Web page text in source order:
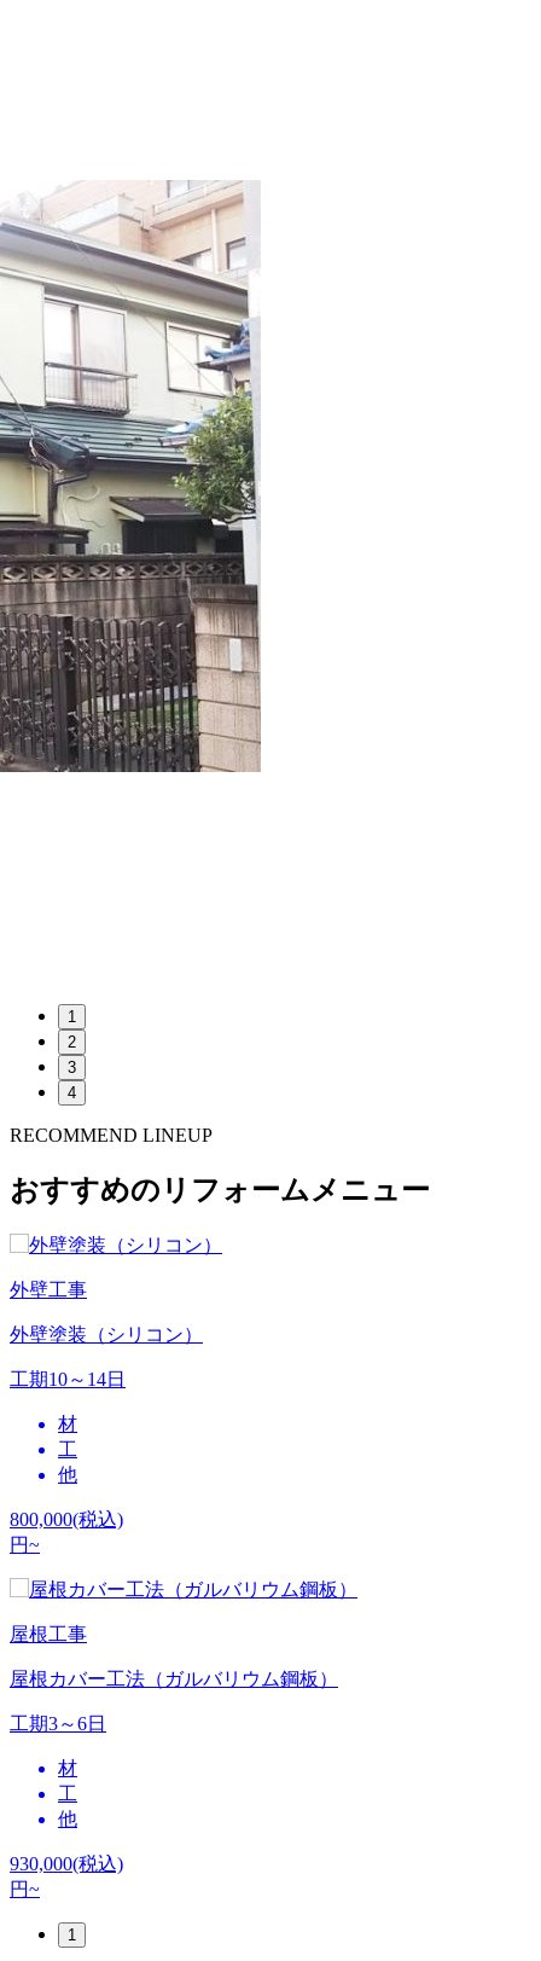
1
2
3
4
RECOMMEND LINEUP
おすすめのリフォームメニュー
外壁工事
外壁塗装（シリコン）
工期10～14日
材
工
他
800,000(税込)
円~
屋根工事
屋根カバー工法（ガルバリウム鋼板）
工期3～6日
材
工
他
930,000(税込)
円~
1